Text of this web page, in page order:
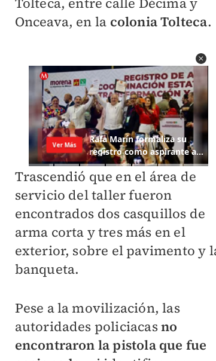
Onceava, en la colonia Tolteca.
Trascendió que en el área de
servicio del taller fueron
encontrados dos casquillos de
arma corta y tres más en el
exterior, sobre el pavimento y
banqueta.
Pese a la movilización, las
autoridades policiacasno
encontraron la pistola que fue